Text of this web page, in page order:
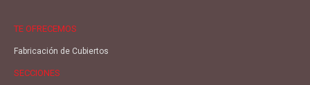
TE OFRECEMOS
Fabricación de Cubiertos
SECCIONES